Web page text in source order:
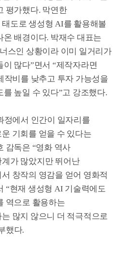
영화를 N차 사랑하는 새로운
방법
촬영의 선순
Quick Menu